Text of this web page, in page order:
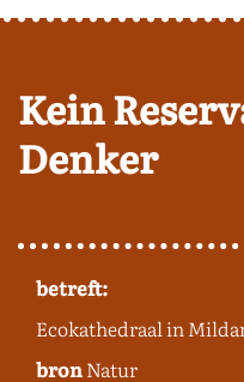
Kein
Denker
betreft:
Ecokathedraal in
bronNatur